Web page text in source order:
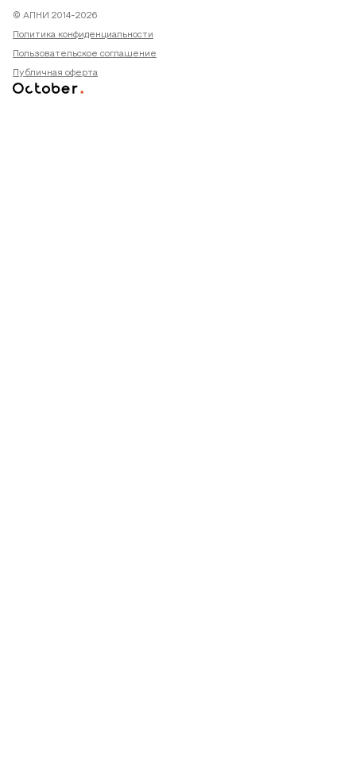
© АПНИ 2014-2026
Политика конфиденциальности
Пользовательское соглашение
Публичная оферта